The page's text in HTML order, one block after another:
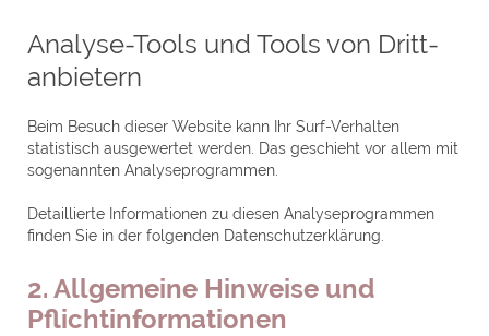
Analyse-Tools und Tools von Dritt­
anbietern
Beim Besuch dieser Website kann Ihr Surf-Verhalten
statistisch ausgewertet werden. Das geschieht vor allem mit
sogenannten Analyseprogrammen.
Detaillierte Informationen zu diesen Analyseprogrammen
finden Sie in der folgenden Datenschutzerklärung.
2. Allgemeine Hinweise und
Pflicht­informationen